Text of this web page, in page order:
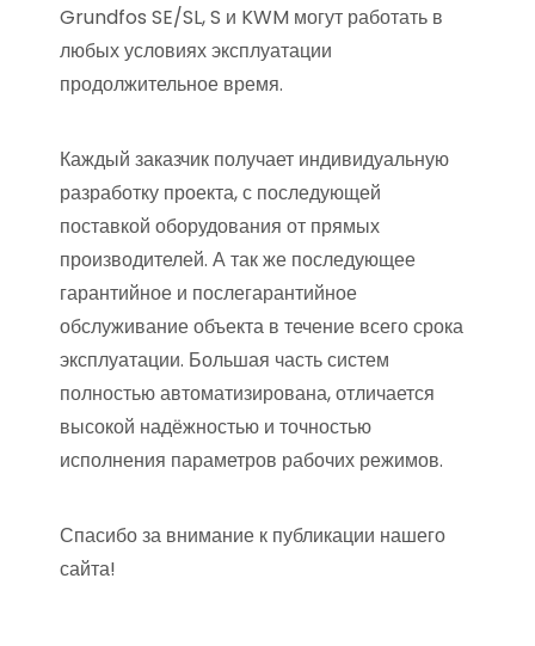
Grundfos SE/SL, S и KWM могут работать в
любых условиях эксплуатации
продолжительное время.
Каждый заказчик получает индивидуальную
разработку проекта, с последующей
поставкой оборудования от прямых
производителей. А так же последующее
гарантийное и послегарантийное
обслуживание объекта в течение всего срока
эксплуатации. Большая часть систем
полностью автоматизирована, отличается
высокой надёжностью и точностью
исполнения параметров рабочих режимов.
Спасибо за внимание к публикации нашего
сайта!